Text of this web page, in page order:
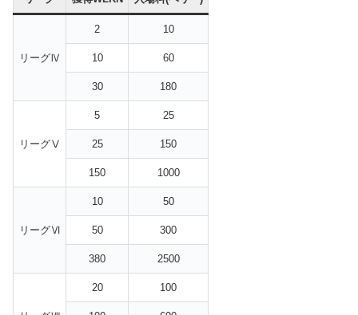
リーグⅣ
2 10
10 60
30 180
リーグⅤ
5 25
25 150
150 1000
リーグⅥ
10 50
50 300
380 2500
20 100